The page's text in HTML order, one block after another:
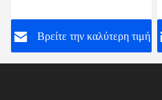
σταθμών εργασίας
ραφιών cOem
ThinkSystem SR650
Βρείτε την καλύτερη τιμή